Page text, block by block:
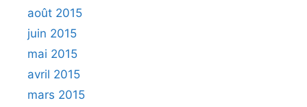
août 2015
juin 2015
mai 2015
avril 2015
mars 2015